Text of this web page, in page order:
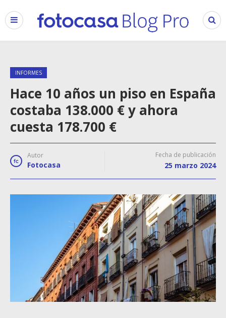
INFORMES
Hace 10 años un piso en España
costaba 138.000 € y ahora
cuesta 178.700 €
Autor
Fotocasa
Fecha de publicación
25 marzo 2024